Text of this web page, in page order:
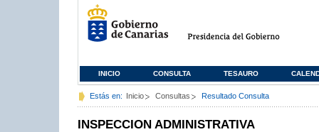
INICIO CONSULTA TESAURO
Estás en: Inicio Consultas Resultado Consulta
INSPECCION ADMINISTRATIVA